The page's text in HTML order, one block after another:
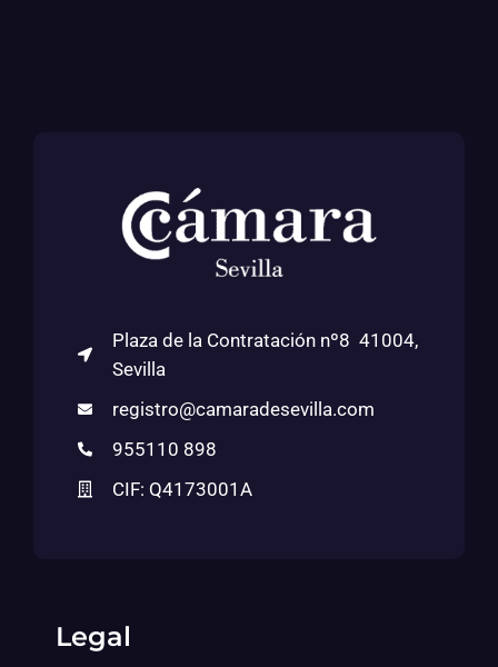
Plaza de la Contratación nº8 41004,
Sevilla
registro@camaradesevilla.com
955110 898
CIF: Q4173001A
Legal